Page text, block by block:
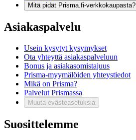
Mitä pidät Prisma.fi-verkkokaupasta?
Asiakaspalvelu
Usein kysytyt kysymykset
Ota yhteyttä asiakaspalveluun
Bonus ja asiakasomistajuus
Prisma-myymälöiden yhteystiedot
Mikä on Prisma?
Palvelut Prismassa
Muuta evästeasetuksia
Suosittelemme